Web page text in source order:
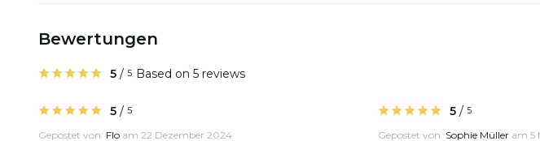
Bewertungen
5 / 5 Based on 5 reviews
5 / 5
Gepostet von: Flo am 22 Dezember 2024
5/ 5
Gepostet von: Sophie Mülleram 5